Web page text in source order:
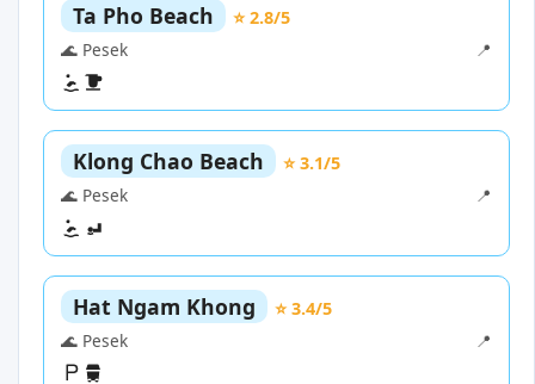
Ta Pho Beach
⭐ 2.8/5
🌊 Pesek
📍
Klong Chao Beach
⭐ 3.1/5
🌊 Pesek
📍
Hat Ngam Khong
⭐ 3.4/5
🌊 Pesek
📍